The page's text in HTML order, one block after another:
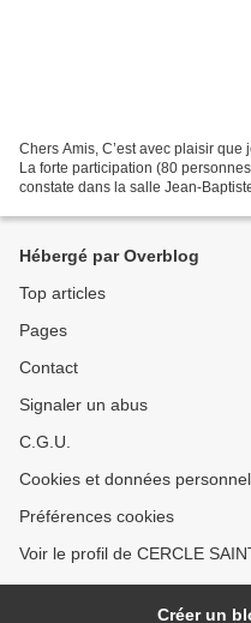
Chers Amis, C’est avec plaisir
La forte participation (80
constate dans la salle Jean-
Hébergé par Overblog
Top articles
Pages
Contact
Signaler un abus
C.G.U.
Cookies et données
Préférences cookies
Voir le profil de CERCLE
Créer un